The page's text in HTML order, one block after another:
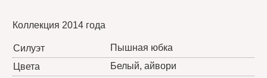
Коллекция 2014 года
Силуэт
Пышная юбка
Цвета
Белый, айвори